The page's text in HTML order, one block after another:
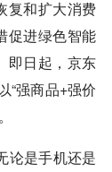
复和扩大消费
促进绿色智能
即日起，京东
“强商品+强价
论是手机还是